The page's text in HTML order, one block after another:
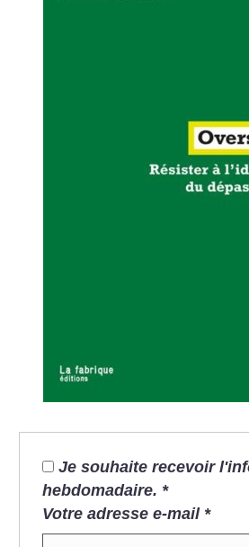
Je souhaite recevoir
hebdomadaire. *
Votre adresse e-mail*